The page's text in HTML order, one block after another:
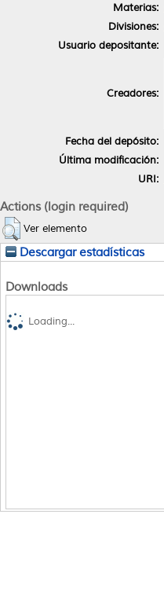
Materias:
Divisiones:
Usuario depositante:
Creadores:
Fecha del depósito:
Última modificación:
URI:
Actions (login required)
Ver elemento
Descargar estadísticas
Downloads
Loading...